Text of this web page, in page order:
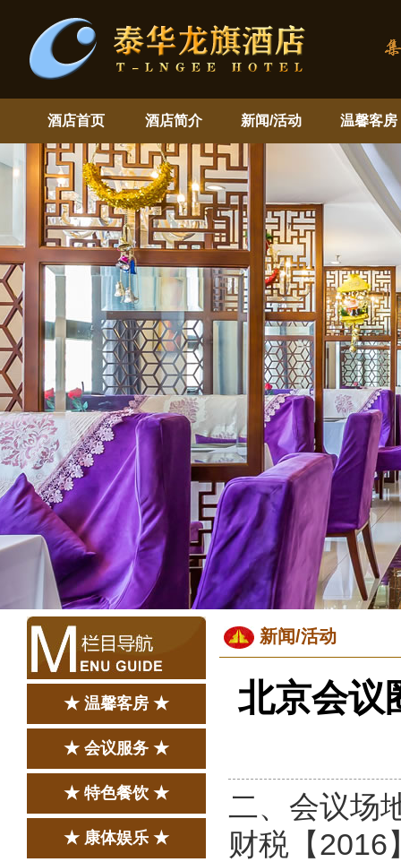
酒店首页 酒店简介 新闻/活动 温馨客房
★ 温馨客房 ★
★ 会议服务 ★
★ 特色餐饮 ★
★ 康体娱乐 ★
新闻/活动
北京会议
二、会议场
财税【2016